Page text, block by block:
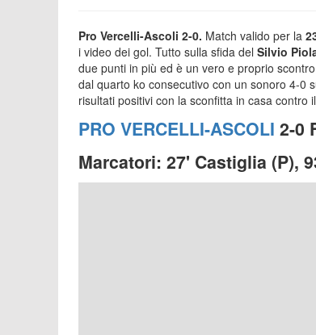
Pro Vercelli-Ascoli 2-0. Match valido per la
i video dei gol. Tutto sulla sfida del Silvio
due punti in più ed è un vero e proprio
dal quarto ko consecutivo con un sonoro 4-0
risultati positivi con la sconfitta in casa contro
PRO VERCELLI-ASCOLI 2-0
Marcatori: 27' Castiglia (P),